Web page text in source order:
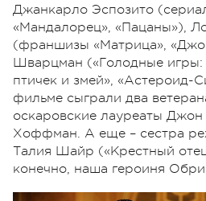
Джанкарло Эспозито
«Мандалорец», «Пацаны»),
(франшизы «Матрица»,
Шварцман («Голодные игры:
птичек и змей», «Астероид-
фильме сыграли два
оскаровские лауреаты
Хоффман. А еще – сестра
Талия Шайр («Крестный
конечно, наша героиня